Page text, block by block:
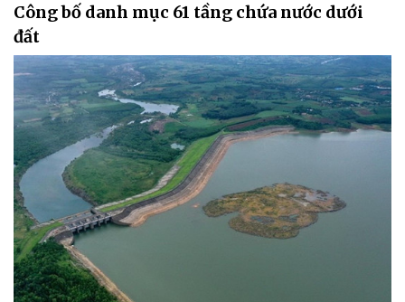
Công bố danh mục 61 tầng chứa nước dưới
đất